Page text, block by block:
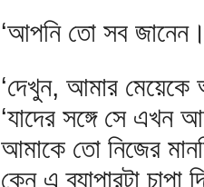
‘আপনি তো সব
‘দেখুন, আমার মেয়েকে
‘যাদের সঙ্গে সে এখন
আমাকে তো নিজের
কেন এ ব্যাপারটা চাপা